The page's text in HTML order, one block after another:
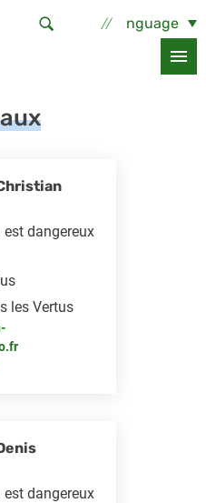
Select Language
est dangereux
les Vertus
est dangereux